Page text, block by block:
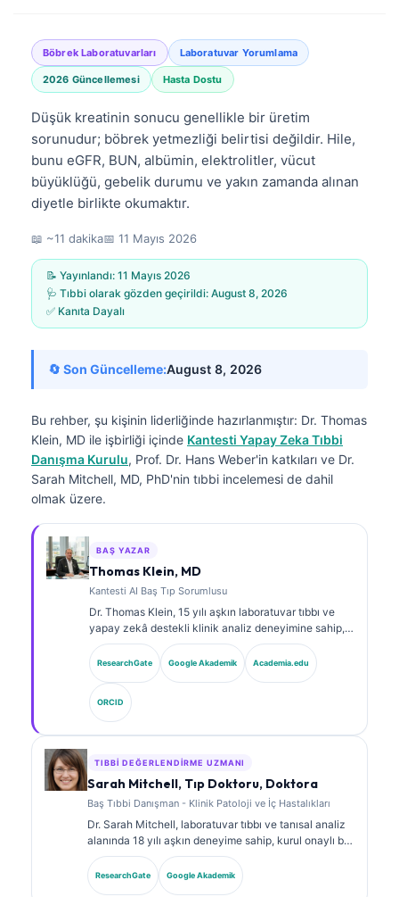
Böbrek Laboratuvarları Laboratuvar Yorumlama
2026 Güncellemesi Hasta Dostu
Düşük kreatinin sonucu genellikle bir üretim
sorunudur; böbrek yetmezliği belirtisi değildir. Hile,
bunu eGFR, BUN, albümin, elektrolitler, vücut
büyüklüğü, gebelik durumu ve yakın zamanda alınan
diyetle birlikte okumaktır.
📖 ~11 dakika📅 11 Mayıs 2026
📝 Yayınlandı: 11 Mayıs 2026
🩺 Tıbbi olarak gözden geçirildi: August 8, 2026
✅ Kanıta Dayalı
🔄 Son Güncelleme:August 8, 2026
Bu rehber, şu kişinin liderliğinde hazırlanmıştır: Dr. Thomas
Klein, MD ile işbirliği içinde Kantesti Yapay Zeka Tıbbi
Danışma Kurulu, Prof. Dr. Hans Weber'in katkıları ve Dr.
Sarah Mitchell, MD, PhD'nin tıbbi incelemesi de dahil
olmak üzere.
BAŞ YAZAR
Thomas Klein, MD
Kantesti AI Baş Tıp Sorumlusu
Dr. Thomas Klein, 15 yılı aşkın laboratuvar tıbbı ve
yapay zekâ destekli klinik analiz deneyimine sahip,
kurul onaylı bir klinik hematolog ve dâhiliye
uzmanıdır. Kantesti AI bünyesinde Tıbbi Direktör
olarak, tescilli sinir ağının tıbbi doğruluğuna ilişkin
klinik gözetim sağlar. Dr. Klein, biyobelirteç
yorumlanması ve laboratuvar tıbbı konularında
laboratuvar tanılarına ilişkin kapsamlı yayınlar
yapmıştır.
ResearchGate Google Akademik Academia.edu
ORCID
TIBBI DEĞERLENDIRME UZMANI
Sarah Mitchell, Tıp Doktoru, Doktora
Baş Tıbbi Danışman - Klinik Patoloji ve İç Hastalıkları
Dr. Sarah Mitchell, laboratuvar tıbbı ve tanısal analiz
alanında 18 yılı aşkın deneyime sahip, kurul onaylı bir
klinik patologdur. Klinik kimya alanında uzmanlık
sertifikalarına sahiptir ve klinik uygulamada
biyobelirteç panelleri ile laboratuvar analizi üzerine
ResearchGate Google Akademik